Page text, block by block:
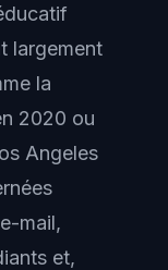
largement
la
2020 ou
Angeles
mail,
et,